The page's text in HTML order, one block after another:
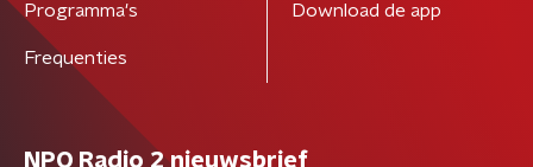
Programma's
Frequenties
Download de app
NPO Radio 2 nieuwsbrief